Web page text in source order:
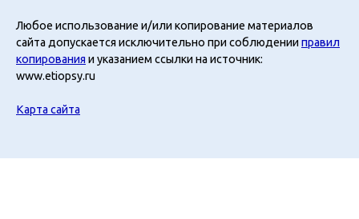
Любое использование и/или копирование материалов
сайта допускается исключительно при соблюденииправил
копирования и указанием ссылки на источник:
www.etiopsy.ru
Карта сайта